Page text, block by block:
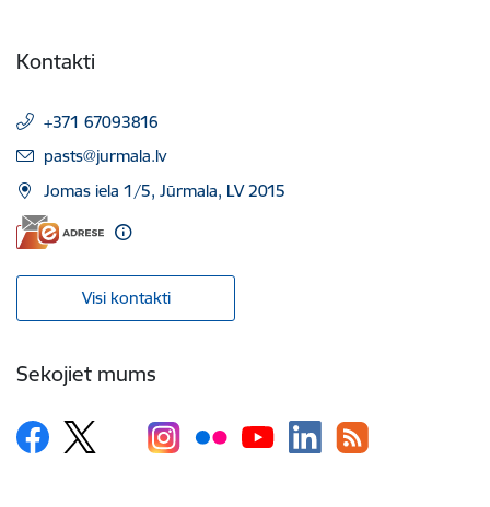
Kontakti
+371 67093816
E-pasts:
pasts@jurmala.lv
Jomas iela 1/5, Jūrmala, LV 2015
Visi kontakti
Sekojiet mums